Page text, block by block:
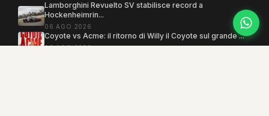
Lamborghini Revuelto SV stabilisce record a
Hockenheimrin...
06 AGO 2026
Coyote vs Acme: il ritorno di Willy il Coyote sul grande ...
06 AGO 2026